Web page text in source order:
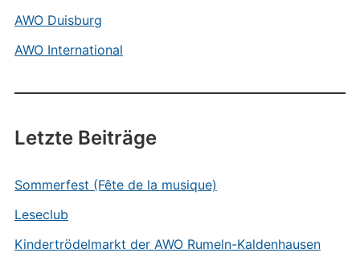
AWO Duisburg
AWO International
Letzte Beiträge
Sommerfest (Fête de la musique)
Leseclub
Kindertrödelmarkt der AWO Rumeln-Kaldenhausen